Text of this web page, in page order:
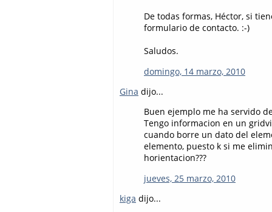
De todas formas, Héctor, si
formulario de contacto. :-)
Saludos.
domingo, 14 marzo, 2010
Gina dijo...
Buen ejemplo me ha servido
Tengo informacion en un
cuando borre un dato del
elemento, puesto k si me
horientacion???
jueves, 25 marzo, 2010
kiga dijo...